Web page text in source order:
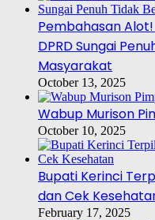
Pembahasan
DPRD Sungai
Masyarakat
October 13, 2025
Wabup Murison
October 10, 2025
Bupati Kerinci
dan Cek
February 17, 2025